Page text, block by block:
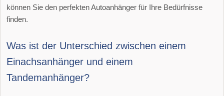
können Sie den perfekten Autoanhänger für Ihre Bedürfnisse
finden.
Was ist der Unterschied zwischen einem
Einachsanhänger und einem
Tandemanhänger?